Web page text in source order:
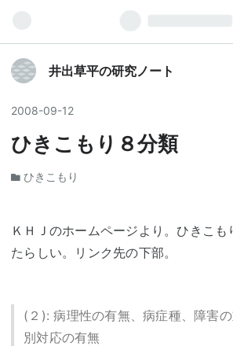
井出草平の研究ノート
2008-09-12
ひきこもり８分類
ひきこもり
ＫＨＪのホームページより。ひきこも
たらしい。リンク先の下部。
(２): 病理性の有無、病症種、障害
別対応の有無